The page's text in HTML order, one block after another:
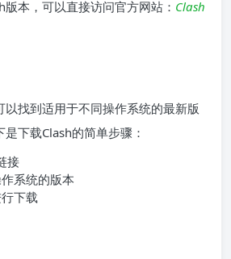
本，可以直接访问官方网站： Clash
以找到适用于不同操作系统的最新版
下载Clash的简单步骤：
接
系统的版本
下载